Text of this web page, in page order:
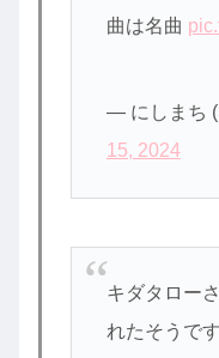
曲は名曲
— にしまち
15, 2024
キダタロー
れたそうです